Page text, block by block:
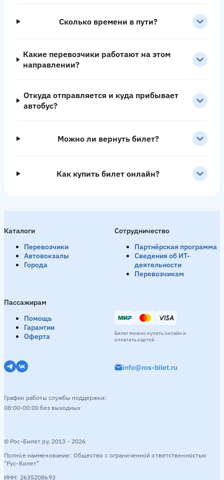
Сколько времени в пути?
Какие перевозчики работают на этом
направлении?
Откуда отправляется и куда прибывает
автобус?
Можно ли вернуть билет?
Как купить билет онлайн?
Каталоги
Перевозчики
Автовокзалы
Города
Пассажирам
Помощь
Гарантии
Оферта
Сотрудничество
Партнёрская программа
Сведения об ИТ-
деятельности
Перевозчикам
© Рос-Билет ру, 2013 - 2026
Полное наименование: Общество с ограниченной ответственностью
"Рус-Билет"
ИНН: 2635208693
info@ros-bilet.ru
График работы службы поддержки:
08:00-00:00 без выходных
Билет можно купить онлайн и
оплатить картой